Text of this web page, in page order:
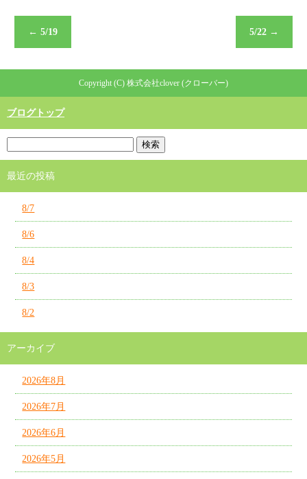
← 5/19 5/22 →
Copyright (C) 株式会社clover (クローバー)
ブログトップ
最近の投稿
8/7
8/6
8/4
8/3
8/2
アーカイブ
2026年8月
2026年7月
2026年6月
2026年5月